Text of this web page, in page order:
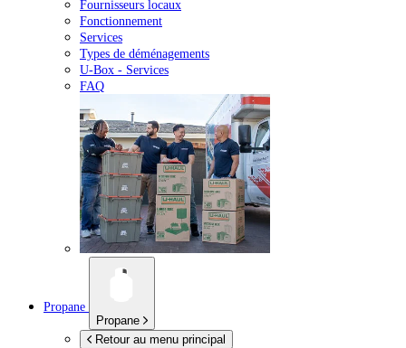
Fournisseurs locaux
Fonctionnement
Services
Types de déménagements
U-Box - Services
FAQ
Propane
Propane
Retour au menu principal